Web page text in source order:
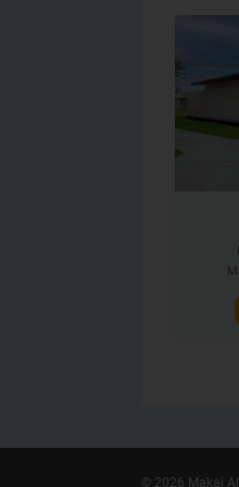
© 2026 Makai